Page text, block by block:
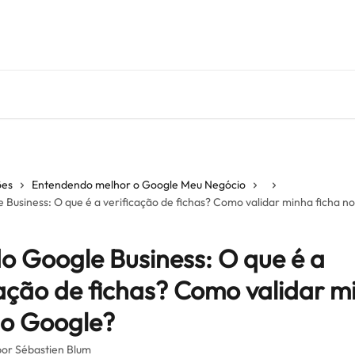
Entendendo melhor o Google Meu Negócio
Business: O que é a verificação de fichas? Como validar minha ficha
Google Business: O que é a
de fichas? Como validar
Google?
Sébastien Blum